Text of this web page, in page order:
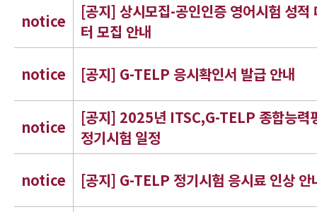
notice
[공지] 상시모집-공인인증 영어시험 성적
터 모집 안내
notice [공지] G-TELP 응시확인서 발급 안내
notice
[공지] 2025년 ITSC,G-TELP 종합능력
정기시험 일정
notice [공지] G-TELP 정기시험 응시료 인상 안